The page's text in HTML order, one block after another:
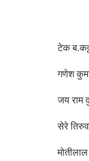
टेक
गणेश
जय राम
सेरे